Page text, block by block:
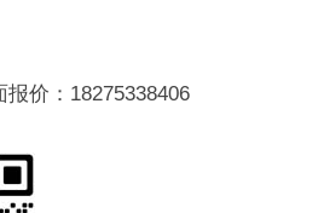
价：18275338406